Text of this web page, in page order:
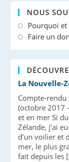
NOUS
Pourquoi
Faire un
La Nouvelle-
Compte-rendu
(octobre 2017
et en mer Si
Zélande, j’ai
d’un voilier et
mer, le plus
fait depuis les